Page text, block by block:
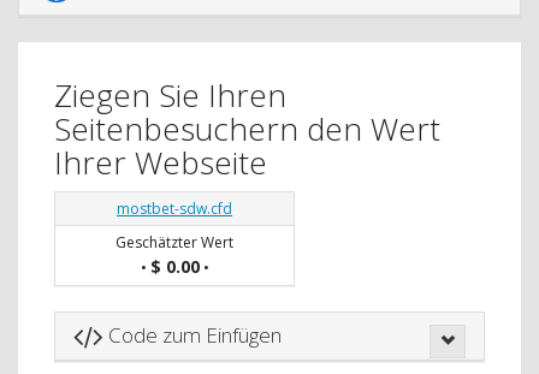
Ziegen Sie Ihren
Seitenbesuchern den Wert
Ihrer Webseite
mostbet-sdw.cfd
Geschätzter Wert
• $ 0.00•
Code zum Einfügen